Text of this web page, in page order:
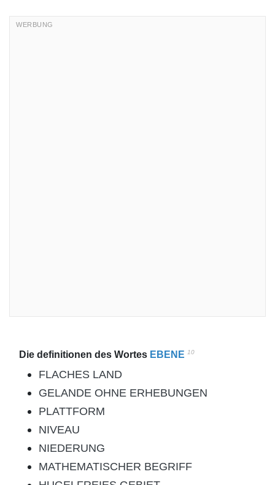
Die definitionen des Wortes EBENE 10
FLACHES LAND
GELANDE OHNE ERHEBUNGEN
PLATTFORM
NIVEAU
NIEDERUNG
MATHEMATISCHER BEGRIFF